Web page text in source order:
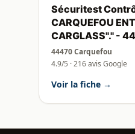
Sécuritest
CARQUEFOU
CARGLASS"." -
44470 Carquefou
4.9/5 · 216 avis Google
Voir la fiche →